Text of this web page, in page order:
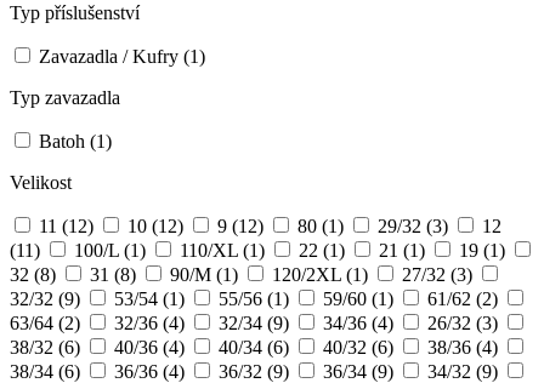
Typ příslušenství
Zavazadla / Kufry (1)
Typ zavazadla
Batoh (1)
Velikost
11 (12) 10 (12) 9 (12) 80 (1) 29/32 (3)
12
(11)
100/L (1) 110/XL (1) 22 (1) 21 (1) 19 (1)
32 (8) 31 (8) 90/M (1) 120/2XL (1) 27/32 (3)
32/32 (9) 53/54 (1) 55/56 (1) 59/60 (1) 61/62 (2)
63/64 (2) 32/36 (4) 32/34 (9) 34/36 (4) 26/32 (3)
38/32 (6) 40/36 (4) 40/34 (6) 40/32 (6) 38/36 (4)
38/34 (6) 36/36 (4) 36/32 (9) 36/34 (9) 34/32 (9)